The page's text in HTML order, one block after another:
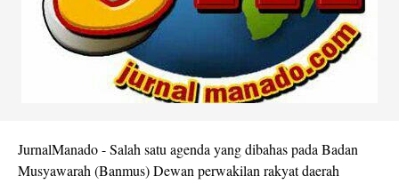
JurnalManado - Salah satu agenda yang dibahas pada Badan
Musyawarah (Banmus) Dewan perwakilan rakyat daerah